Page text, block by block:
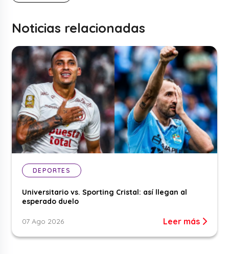
Noticias relacionadas
DEPORTES
Universitario vs. Sporting Cristal: así llegan al
esperado duelo
07 Ago 2026 Leer más